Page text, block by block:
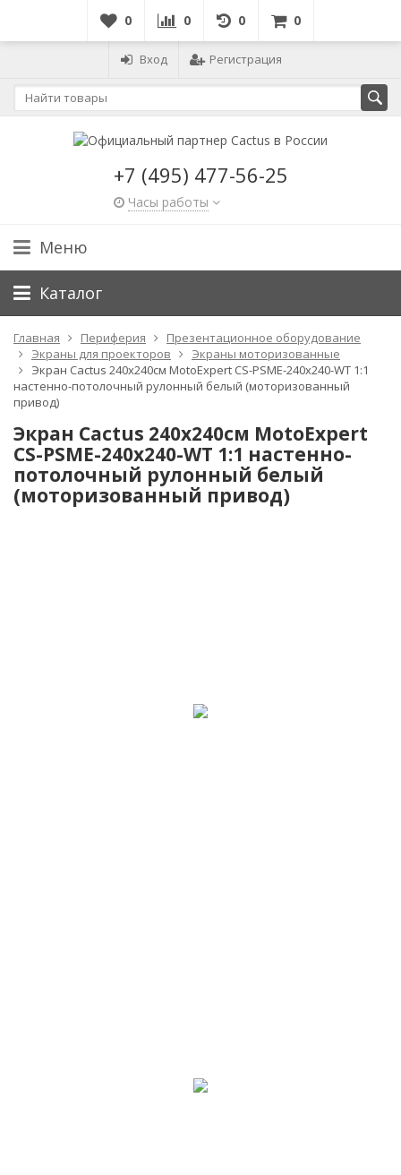
0 0 0 0
Вход Регистрация
+7 (495) 477-56-25
Часы работы
Меню
Каталог
Главная Периферия
Презентационное оборудование
Экраны для проекторов
Экраны моторизованные
Экран Cactus 240x240см MotoExpert CS-PSME-240x240-WT 1:1
настенно-потолочный рулонный белый (моторизованный
привод)
Экран Cactus 240x240см MotoExpert
CS-PSME-240x240-WT 1:1 настенно-
потолочный рулонный белый
(моторизованный привод)